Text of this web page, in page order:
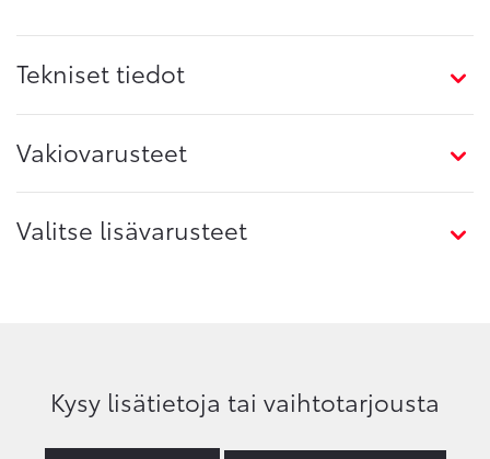
Tekniset tiedot
Vakiovarusteet
Valitse lisävarusteet
Kysy lisätietoja tai vaihtotarjousta